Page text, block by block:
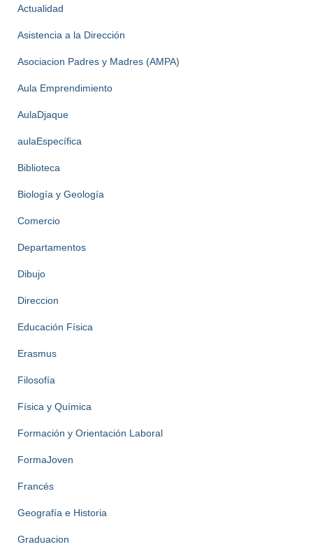
Actualidad
Asistencia a la Dirección
Asociacion Padres y Madres (AMPA)
Aula Emprendimiento
AulaDjaque
aulaEspecífica
Biblioteca
Biología y Geología
Comercio
Departamentos
Dibujo
Direccion
Educación Física
Erasmus
Filosofía
Física y Química
Formación y Orientación Laboral
FormaJoven
Francés
Geografía e Historia
Graduacion